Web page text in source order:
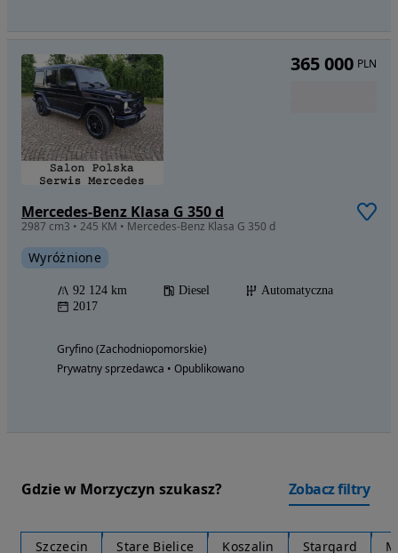
Mercedes-Benz Klasa G 350 d
2987 cm3 • 245 KM • Mercedes-Benz Klasa G 350 d
Wyróżnione
92 124 km Diesel
Automatyczna
2017
Gryfino (Zachodniopomorskie)
Prywatny sprzedawca • Opublikowano
365 000 PLN
Gdzie w Morzyczyn szukasz? Zobacz filtry
Szczecin Stare Bielice Koszalin Stargard